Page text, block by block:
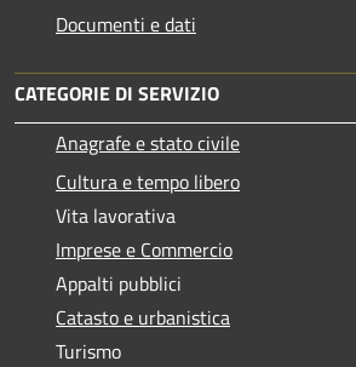
Documenti e dati
CATEGORIE DI SERVIZIO
Anagrafe e stato civile
Cultura e tempo libero
Vita lavorativa
Imprese e Commercio
Appalti pubblici
Catasto e urbanistica
Turismo